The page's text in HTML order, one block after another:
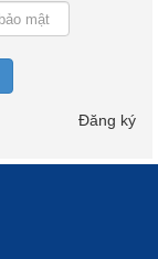
Đăng ký